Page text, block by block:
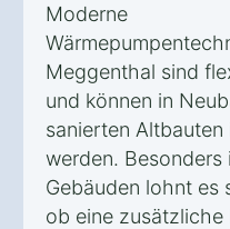
Moderne
Meggenthal sind
und können in
sanierten Altbauten
werden. Besonders
Gebäuden lohnt es
ob eine zusätzliche